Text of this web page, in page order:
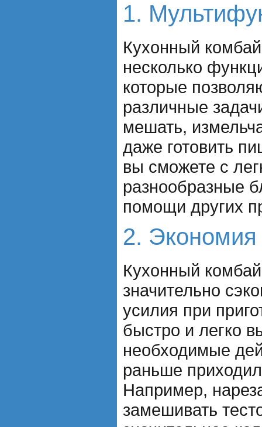
1.
Кухонный
несколько
которые
различные
мешать,
даже готовить
вы сможете с
разнообразные
помощи других
2.
Кухонный
значительно
усилия при
быстро и легко
необходимые
раньше
Например,
замешивать